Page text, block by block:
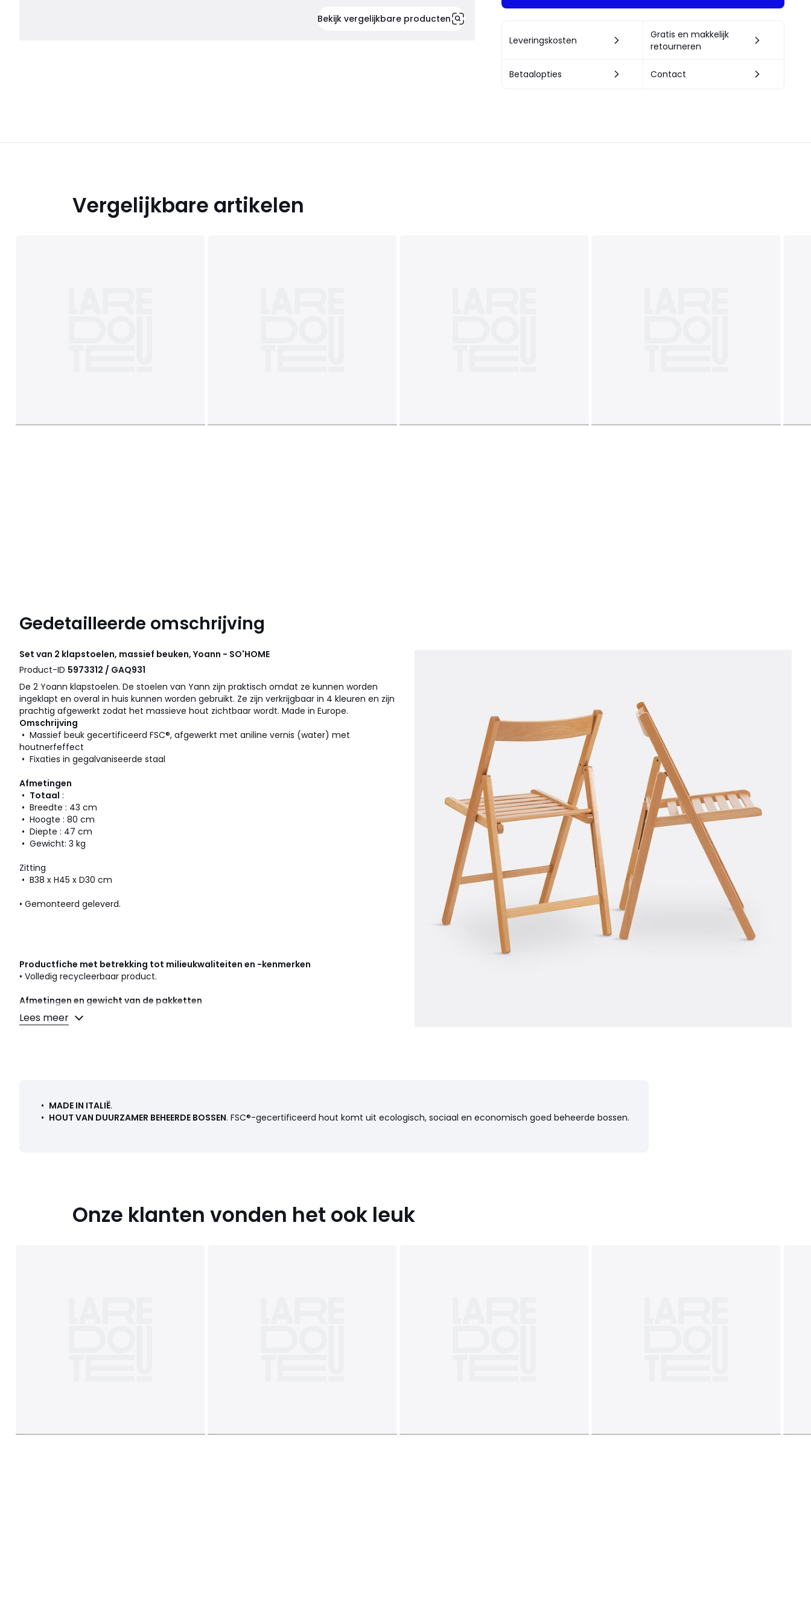
Bekijk vergelijkbare producten
Leveringskosten
Gratis en makkelijk
retourneren
Betaalopties Contact
Vergelijkbare artikelen
Gedetailleerde omschrijving
Set van 2 klapstoelen, massief beuken, Yoann - SO'HOME
Product-ID 5973312 / GAQ931
De 2 Yoann klapstoelen. De stoelen van Yann zijn praktisch omdat ze kunnen worden
ingeklapt en overal in huis kunnen worden gebruikt. Ze zijn verkrijgbaar in 4 kleuren en zijn
prachtig afgewerkt zodat het massieve hout zichtbaar wordt. Made in Europe.
Omschrijving
• Massief beuk gecertificeerd FSC®, afgewerkt met aniline vernis (water) met
houtnerfeffect
• Fixaties in gegalvaniseerde staal
Afmetingen
• Totaal :
• Breedte : 43 cm
• Hoogte : 80 cm
• Diepte : 47 cm
• Gewicht: 3 kg
Zitting
• B38 x H45 x D30 cm
• Gemonteerd geleverd.
Productfiche met betrekking tot milieukwaliteiten en -kenmerken
• Volledig recycleerbaar product.
Afmetingen en gewicht van de pakketten
1 pakket
• B88 x H15 x D44 cm, 6 kg
Lees meer
• MADE IN ITALIË.
• HOUT VAN DUURZAMER BEHEERDE BOSSEN. FSC®-gecertificeerd hout komt uit ecologisch, sociaal en economisch goed beheerde bossen.
Onze klanten vonden het ook leuk